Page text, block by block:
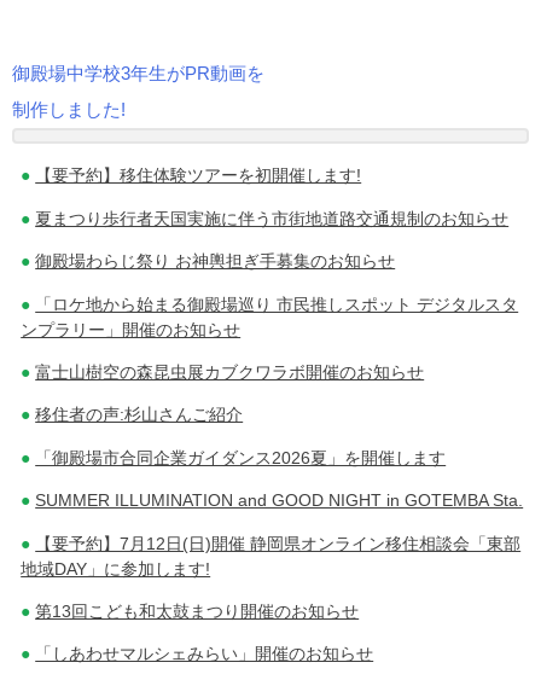
投
稿
ナ
ー
シ
ョ
ン
御殿場中学校3年生がPR動画を
制作しました!
【要予約】移住体験ツアーを初開催します!
夏まつり歩行者天国実施に伴う市街地道路交通規制のお知らせ
御殿場わらじ祭り お神輿担ぎ手募集のお知らせ
「ロケ地から始まる御殿場巡り 市民推しスポット デジタルスタ
ンプラリー」開催のお知らせ
富士山樹空の森昆虫展カブクワラボ開催のお知らせ
移住者の声:杉山さんご紹介
「御殿場市合同企業ガイダンス2026夏」を開催します
SUMMER ILLUMINATION and GOOD NIGHT in GOTEMBA Sta.
【要予約】7月12日(日)開催 静岡県オンライン移住相談会「東部
地域DAY」に参加します!
第13回こども和太鼓まつり開催のお知らせ
「しあわせマルシェみらい」開催のお知らせ